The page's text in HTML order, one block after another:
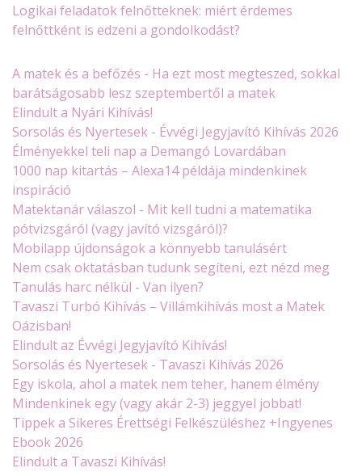
Logikai feladatok felnőtteknek: miért érdemes
felnőttként is edzeni a gondolkodást?
A matek és a befőzés - Ha ezt most megteszed, sokkal
barátságosabb lesz szeptembertől a matek
Elindult a Nyári Kihívás!
Sorsolás és Nyertesek - Évvégi Jegyjavító Kihívás 2026
Élményekkel teli nap a Demangó Lovardában
1000 nap kitartás – Alexa14 példája mindenkinek
inspiráció
Matektanár válaszol - Mit kell tudni a matematika
pótvizsgáról (vagy javító vizsgáról)?
Mobilapp újdonságok a könnyebb tanulásért
Nem csak oktatásban tudunk segíteni, ezt nézd meg
Tanulás harc nélkül - Van ilyen?
Tavaszi Turbó Kihívás – Villámkihívás most a Matek
Oázisban!
Elindult az Évvégi Jegyjavító Kihívás!
Sorsolás és Nyertesek - Tavaszi Kihívás 2026
Egy iskola, ahol a matek nem teher, hanem élmény
Mindenkinek egy (vagy akár 2-3) jeggyel jobbat!
Tippek a Sikeres Érettségi Felkészüléshez +Ingyenes
Ebook 2026
Elindult a Tavaszi Kihívás!